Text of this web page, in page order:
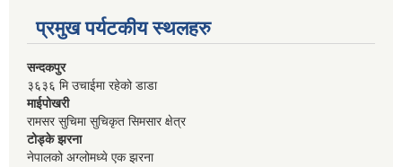
प्रमुख पर्यटकीय स्थलहरु
सन्दकपुर
३६३६ मि उचाईमा रहेको डाडा
माईपोखरी
रामसर सुचिमा सुचिकृत सिमसार क्षेत्र
टोड्के झरना
नेपालको अग्लोमध्ये एक झरना